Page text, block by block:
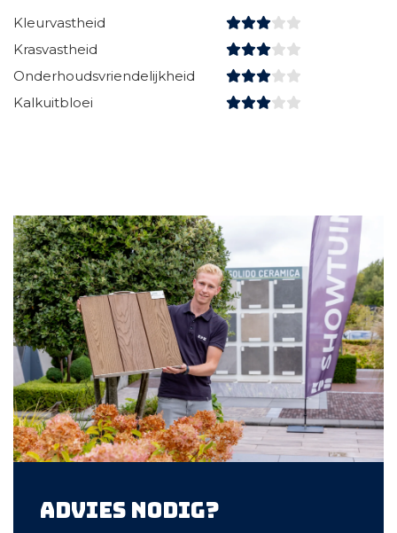
Kleurvastheid
Krasvastheid
Onderhoudsvriendelijkheid
Kalkuitbloei
Advies nodig?